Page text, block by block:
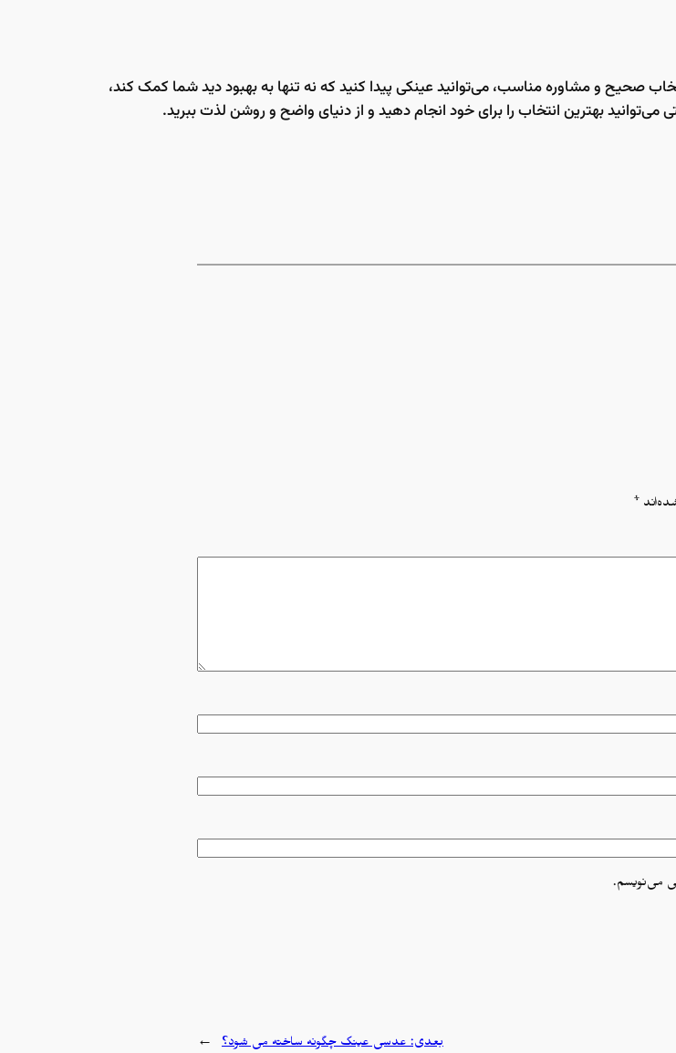
صحیح و مشاوره مناسب، می‌توانید عینکی پیدا کنید که نه تنها به بهبود دید شما کمک کند،
می‌توانید بهترین انتخاب را برای خود انجام دهید و از دنیای واضح و روشن لذت ببرید.
*
می‌نویسم.
بعدی:عدسی عینک چگونه ساخته می شود؟ →